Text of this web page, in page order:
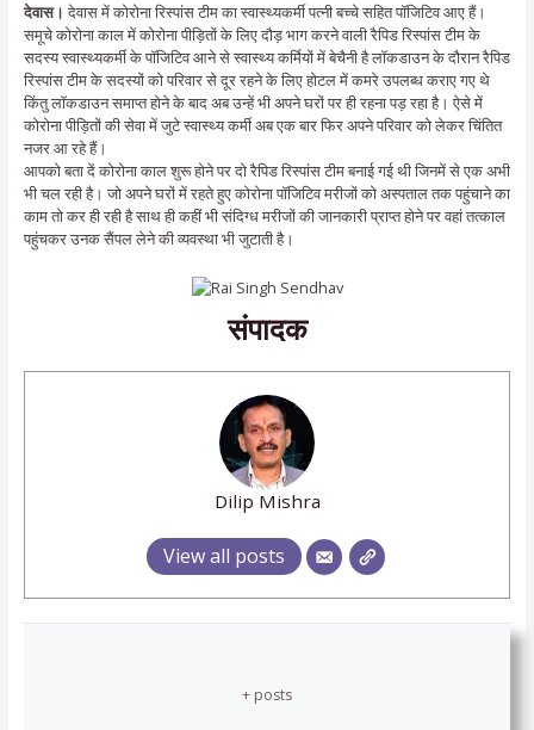
देवास। देवास में कोरोना रिस्पांस टीम का स्वास्थ्यकर्मी पत्नी बच्चे सहित पॉजिटिव आए हैं।
समूचे कोरोना काल में कोरोना पीड़ितों के लिए दौड़ भाग करने वाली रैपिड रिस्पांस टीम के
सदस्य स्वास्थ्यकर्मी के पॉजिटिव आने से स्वास्थ्य कर्मियों में बेचैनी है लॉकडाउन के दौरान रैपिड
रिस्पांस टीम के सदस्यों को परिवार से दूर रहने के लिए होटल में कमरे उपलब्ध कराए गए थे
किंतु लॉकडाउन समाप्त होने के बाद अब उन्हें भी अपने घरों पर ही रहना पड़ रहा है। ऐसे में
कोरोना पीड़ितों की सेवा में जुटे स्वास्थ्य कर्मी अब एक बार फिर अपने परिवार को लेकर चिंतित
नजर आ रहे हैं।
आपको बता दें कोरोना काल शुरू होने पर दो रैपिड रिस्पांस टीम बनाई गई थी जिनमें से एक अभी
भी चल रही है। जो अपने घरों में रहते हुए कोरोना पॉजिटिव मरीजों को अस्पताल तक पहुंचाने का
काम तो कर ही रही है साथ ही कहीं भी संदिग्ध मरीजों की जानकारी प्राप्त होने पर वहां तत्काल
पहुंचकर उनक सैंपल लेने की व्यवस्था भी जुटाती है।
संपादक
Dilip Mishra
View all posts
+ posts